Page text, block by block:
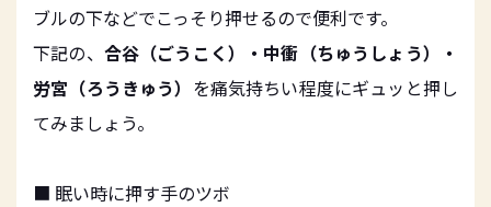
ブルの下などでこっそり押せるので便利です。
下記の、 合谷（ごうこく）・中衝（ちゅうしょう）・
労宮（ろうきゅう） を痛気持ちい程度にギュッと押し
てみましょう。
■ 眠い時に押す手のツボ